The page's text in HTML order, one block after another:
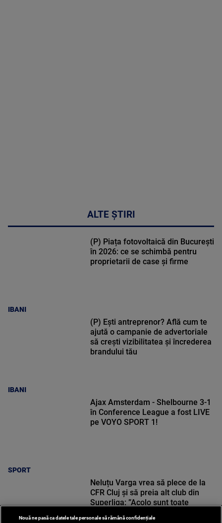
ALTE ȘTIRI
IBANI
(P) Piața fotovoltaică din București
în 2026: ce se schimbă pentru
proprietarii de case și firme
IBANI
(P) Ești antreprenor? Află cum te
ajută o campanie de advertoriale
să crești vizibilitatea și încrederea
brandului tău
SPORT
Ajax Amsterdam - Shelbourne 3-1
în Conference League a fost LIVE
pe VOYO SPORT 1!
Neluțu Varga vrea să plece de la
CFR Cluj și să preia alt club din
Superliga: ”Acolo sunt toate
Nouă ne pasă ca datele tale personale să rămână confidențiale